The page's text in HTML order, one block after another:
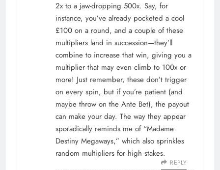
2x to a jaw-dropping 500x. Say, for
instance, you’ve already pocketed a cool
£100 on a round, and a couple of these
multipliers land in succession—they’ll
combine to increase that win, giving you a
multiplier that may even climb to 100x or
more! Just remember, these don’t trigger
on every spin, but if you’re patient (and
maybe throw on the Ante Bet), the payout
can make your day. The way they appear
sporadically reminds me of “Madame
Destiny Megaways,” which also sprinkles
random multipliers for high stakes.
REPLY